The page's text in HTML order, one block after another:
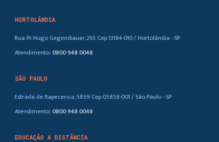
HORTOLÂNDIA
Rua Pr. Hugo Gegembauer, 265 Cep 13184-010 / Hortolândia - SP
Atendimento:0800 948 0048
SÃO PAULO
Estrada de Itapecerica, 5859 Cep 05858-001 / São Paulo - SP
Atendimento:0800 948 0048
EDUCAÇÃO A DISTÂNCIA